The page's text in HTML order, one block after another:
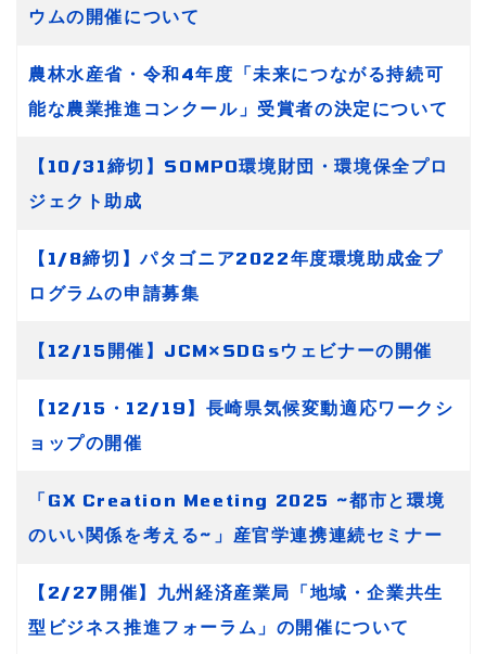
ウムの開催について
農林水産省・令和4年度「未来につながる持続可
能な農業推進コンクール」受賞者の決定について
【10/31締切】SOMPO環境財団・環境保全プロ
ジェクト助成
【1/8締切】パタゴニア2022年度環境助成金プ
ログラムの申請募集
【12/15開催】JCM×SDGsウェビナーの開催
【12/15・12/19】長崎県気候変動適応ワークシ
ョップの開催
「GX Creation Meeting 2025 ~都市と環境
のいい関係を考える~」産官学連携連続セミナー
【2/27開催】九州経済産業局「地域・企業共生
型ビジネス推進フォーラム」の開催について